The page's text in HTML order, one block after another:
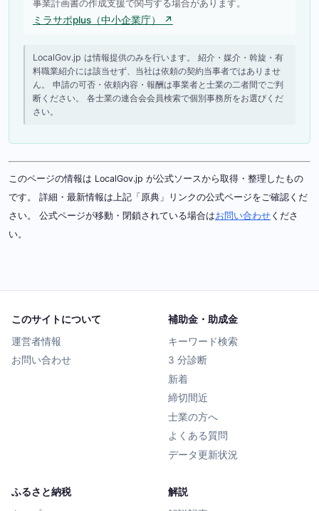
事業計画書の作成支援で関与する場合があります。
ミラサポplus（中小企業庁） ↗
LocalGov.jp は情報提供のみを行います。 紹介・媒介・斡旋・有
料職業紹介には該当せず、当社は依頼の契約当事者ではありませ
ん。 申請の可否・依頼内容・報酬は事業者と士業の二者間でご判
断ください。 各士業の連合会会員検索で個別事務所をお選びくだ
さい。
このページの情報は LocalGov.jp が公式ソースから取得・整理したもの
です。 詳細・最新情報は上記「原典」リンクの公式ページをご確認くだ
さい。 公式ページが移動・閉鎖されている場合はお問い合わせ くださ
い。
このサイトについて
運営者情報
お問い合わせ
補助金・助成金
キーワード検索
3 分診断
新着
締切間近
士業の方へ
よくある質問
データ更新状況
ふるさと納税 解説